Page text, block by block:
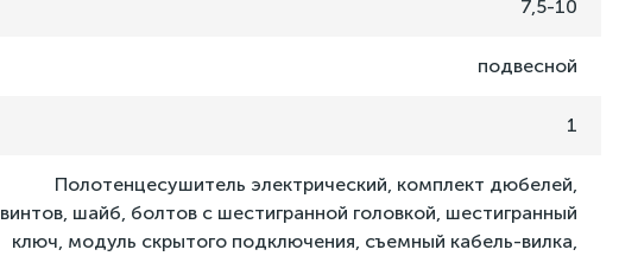
7,5-10
подвесной
1
Полотенцесушитель электрический, комплект дюбелей,
винтов, шайб, болтов с шестигранной головкой, шестигранный
ключ, модуль скрытого подключения, съемный кабель-вилка,